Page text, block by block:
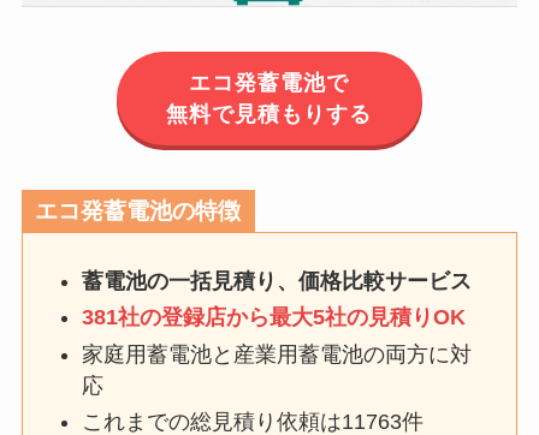
エコ発蓄電池で
無料で見積もりする
エコ発蓄電池の特徴
蓄電池の一括見積り、価格比較サービス
381社の登録店から最大5社の見積りOK
家庭用蓄電池と産業用蓄電池の両方に対
応
これまでの総見積り依頼は11763件